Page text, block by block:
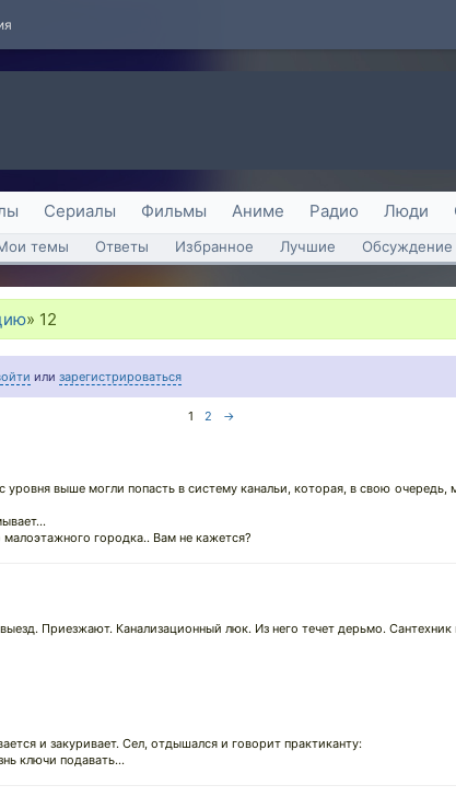
Сериалы Фильмы Аниме Радио Люди
темы Ответы Избранное Лучшие Обсуждение
» 12
или зарегистрироваться
1 2 →
выше могли попасть в систему канальи, которая, в свою очередь,
городка.. Вам не кажется?
Приезжают. Канализационный люк. Из него течет дерьмо.
и закуривает. Сел, отдышался и говорит практиканту:
ключи подавать...